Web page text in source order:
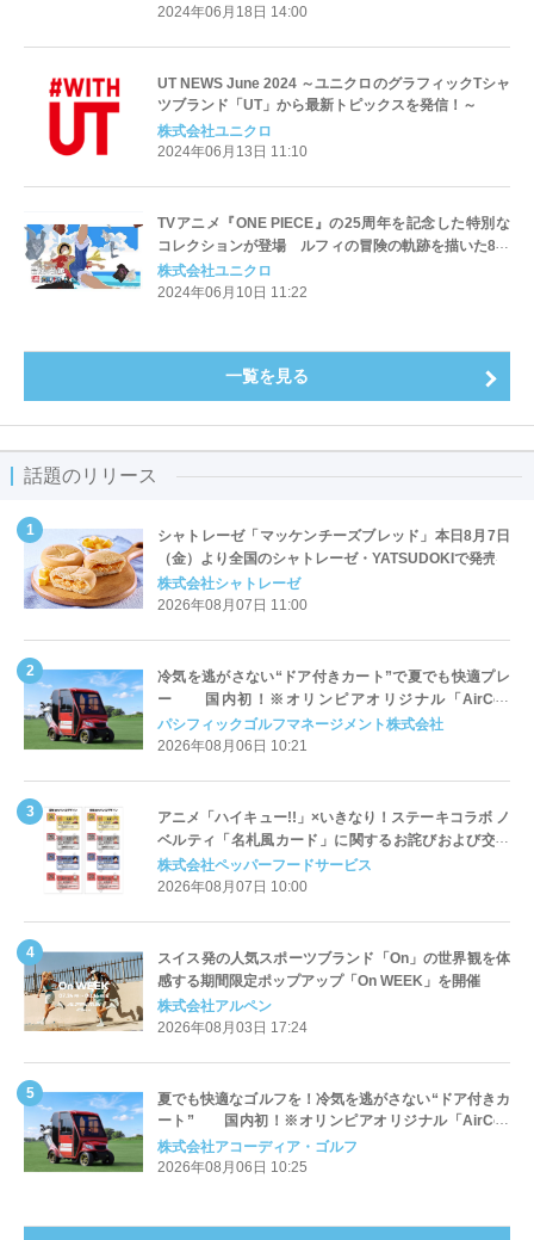
（金）オープン～
2024年06月18日 14:00
UT NEWS June 2024 ～ユニクロのグラフィックTシャ
ツブランド「UT」から最新トピックスを発信！～
株式会社ユニクロ
2024年06月13日 11:10
TVアニメ『ONE PIECE』の25周年を記念した特別な
コレクションが登場 ルフィの冒険の軌跡を描いた8種
類のデザイン 「ONE PIECE DAY 24」とのグローバ
ルパートナーシップを締結も！
株式会社ユニクロ
2024年06月10日 11:22
一覧を見る
話題のリリース
シャトレーゼ「マッケンチーズブレッド」本日8月7日
（金）より全国のシャトレーゼ・YATSUDOKIで発売
株式会社シャトレーゼ
2026年08月07日 11:00
冷気を逃がさない“ドア付きカート”で夏でも快適プレ
ー 国内初！※オリンピアオリジナル「AirCon
Cart（エアコンカート）」導入 | ＰＧＭ
パシフィックゴルフマネージメント株式会社
2026年08月06日 10:21
アニメ「ハイキュー!!」×いきなり！ステーキコラボ ノ
ベルティ「名札風カード」に関するお詫びおよび交換
対応についてのご案内
株式会社ペッパーフードサービス
2026年08月07日 10:00
スイス発の人気スポーツブランド「On」の世界観を体
感する期間限定ポップアップ「On WEEK」を開催
株式会社アルペン
2026年08月03日 17:24
夏でも快適なゴルフを！冷気を逃がさない“ドア付きカ
ート” 国内初！※オリンピアオリジナル「AirCon
Cart（エアコンカート）」導入 | アコーディア・ゴ
ルフ
株式会社アコーディア・ゴルフ
2026年08月06日 10:25